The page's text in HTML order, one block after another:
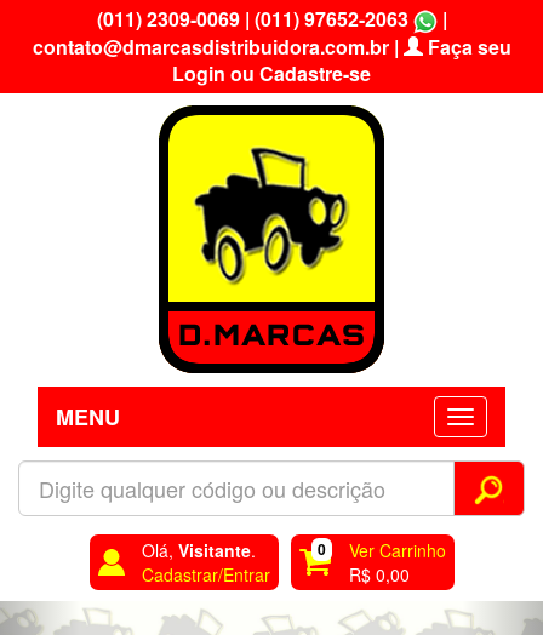
(011) 2309-0069| (011) 97652-2063
|
contato@dmarcasdistribuidora.com.br|
Faça seu
Login ou Cadastre-se
MENU
Olá, Visitante.
Cadastrar/Entrar
0
Ver Carrinho
R$ 0,00
Previous